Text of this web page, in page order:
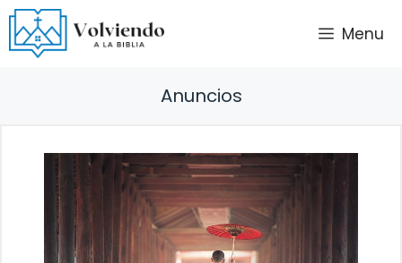
Saltar
al
contenido
Menu
Anuncios